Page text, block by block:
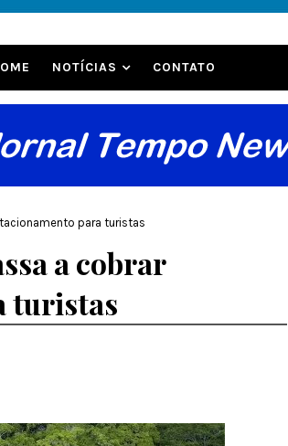
NOTÍCIAS CONTATO
para turistas
a cobrar
turistas